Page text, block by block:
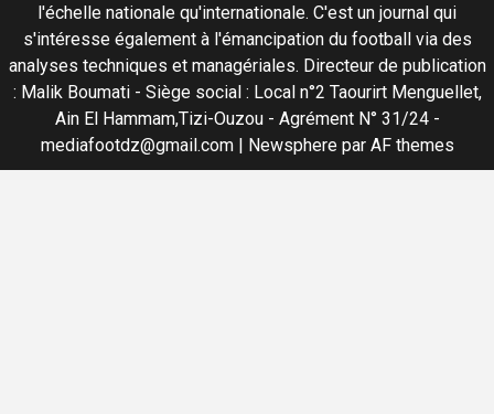
l'échelle nationale qu'internationale. C'est un journal qui
s'intéresse également à l'émancipation du football via des
analyses techniques et managériales. Directeur de publication
: Malik Boumati - Siège social : Local n°2 Taourirt Menguellet,
Ain El Hammam,Tizi-Ouzou - Agrément N° 31/24 -
mediafootdz@gmail.com | Newspherepar AF themes